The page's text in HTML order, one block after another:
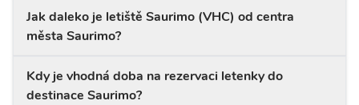
Jak daleko je letiště Saurimo (VHC) od centra
města Saurimo?
Kdy je vhodná doba na rezervaci letenky do
destinace Saurimo?